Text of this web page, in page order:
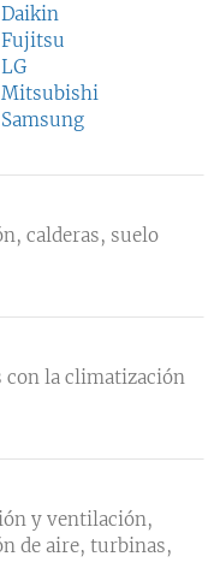
Mitsubishi
calderas, suelo
con la climatización
y ventilación,
de aire, turbinas,